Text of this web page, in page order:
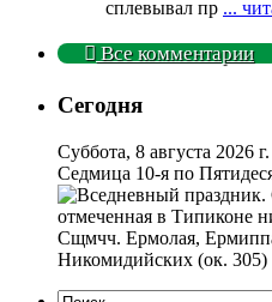
сплевывал пр ...
Все комментарии
Сегодня
Суббота, 8 августа 2026 г.
Седмица 10-я по
Сщмчч. Ермолая,
Никомидийских (ок. 305)